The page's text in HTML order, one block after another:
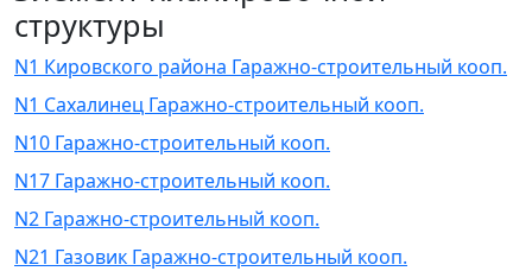
структуры
N1 Кировского района Гаражно-строительный кооп.
N1 Сахалинец Гаражно-строительный кооп.
N10 Гаражно-строительный кооп.
N17 Гаражно-строительный кооп.
N2 Гаражно-строительный кооп.
N21 Газовик Гаражно-строительный кооп.